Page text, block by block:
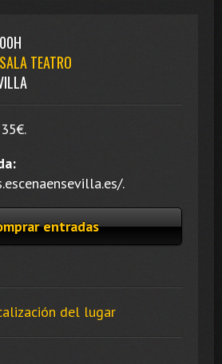
TEATRO
€.
.
entradas
del lugar